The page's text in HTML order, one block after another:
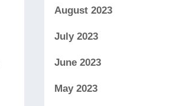
August 2023
July 2023
June 2023
May 2023